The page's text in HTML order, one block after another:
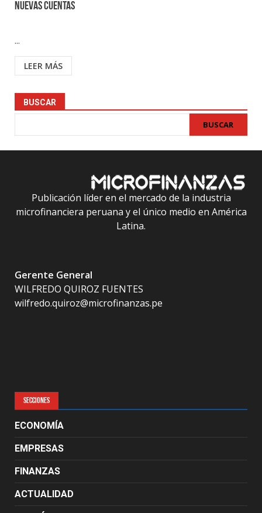
nuevas cuentas
...
LEER MÁS
BUSCAR
BUSCAR
Publicación líder en el mercado de la industria
microfinanciera peruana y el único medio en América
Latina.
Gerente General
WILFREDO QUIROZ FUENTES
wilfredo.quiroz@microfinanzas.pe
SECCIONES
ECONOMÍA
EMPRESAS
FINANZAS
ACTUALIDAD